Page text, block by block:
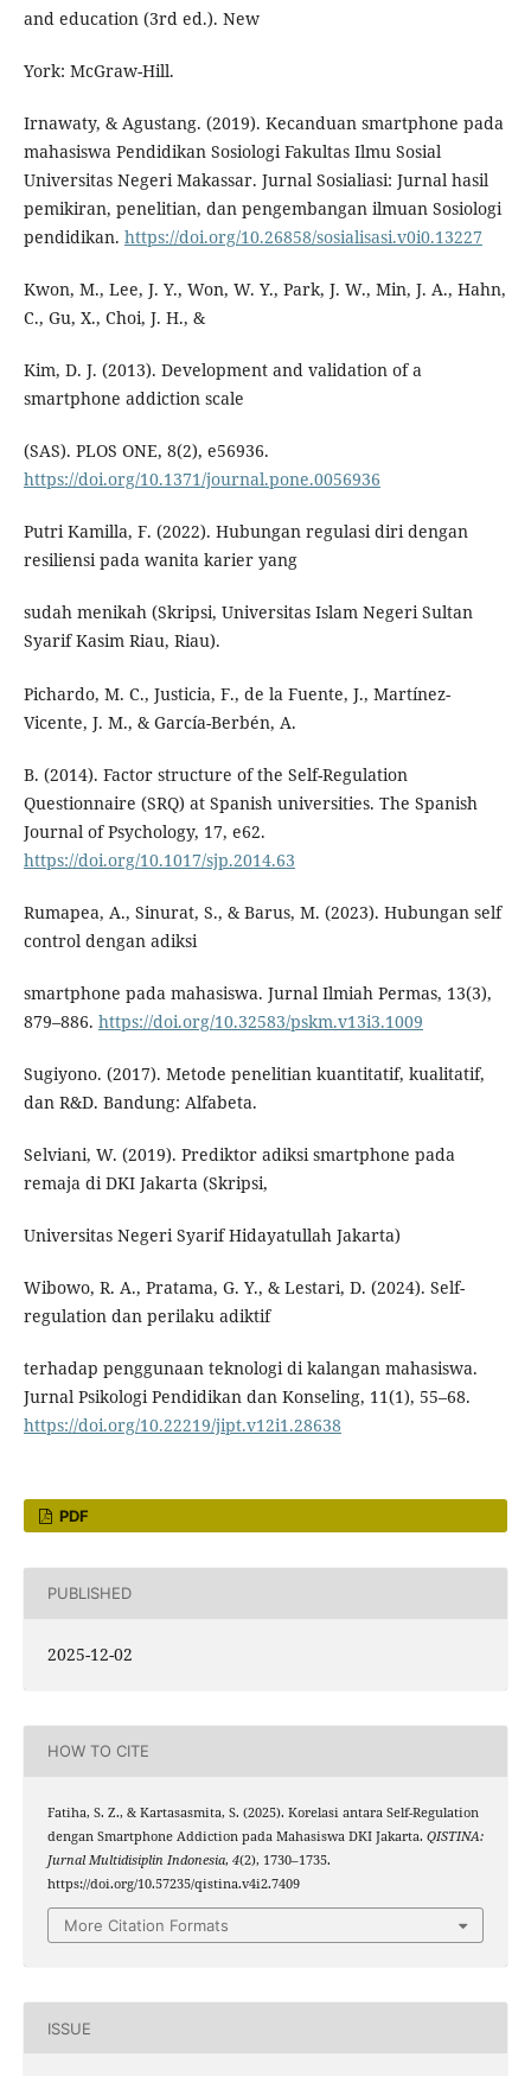
and education (3rd ed.). New
York: McGraw-Hill.
Irnawaty, & Agustang. (2019). Kecanduan smartphone pada
mahasiswa Pendidikan Sosiologi Fakultas Ilmu Sosial
Universitas Negeri Makassar. Jurnal Sosialiasi: Jurnal hasil
pemikiran, penelitian, dan pengembangan ilmuan Sosiologi
pendidikan. https://doi.org/10.26858/sosialisasi.v0i0.13227
Kwon, M., Lee, J. Y., Won, W. Y., Park, J. W., Min, J. A., Hahn,
C., Gu, X., Choi, J. H., &
Kim, D. J. (2013). Development and validation of a
smartphone addiction scale
(SAS). PLOS ONE, 8(2), e56936.
https://doi.org/10.1371/journal.pone.0056936
Putri Kamilla, F. (2022). Hubungan regulasi diri dengan
resiliensi pada wanita karier yang
sudah menikah (Skripsi, Universitas Islam Negeri Sultan
Syarif Kasim Riau, Riau).
Pichardo, M. C., Justicia, F., de la Fuente, J., Martínez-
Vicente, J. M., & García-Berbén, A.
B. (2014). Factor structure of the Self-Regulation
Questionnaire (SRQ) at Spanish universities. The Spanish
Journal of Psychology, 17, e62.
https://doi.org/10.1017/sjp.2014.63
Rumapea, A., Sinurat, S., & Barus, M. (2023). Hubungan self
control dengan adiksi
smartphone pada mahasiswa. Jurnal Ilmiah Permas, 13(3),
879–886. https://doi.org/10.32583/pskm.v13i3.1009
Sugiyono. (2017). Metode penelitian kuantitatif, kualitatif,
dan R&D. Bandung: Alfabeta.
Selviani, W. (2019). Prediktor adiksi smartphone pada
remaja di DKI Jakarta (Skripsi,
Universitas Negeri Syarif Hidayatullah Jakarta)
Wibowo, R. A., Pratama, G. Y., & Lestari, D. (2024). Self-
regulation dan perilaku adiktif
terhadap penggunaan teknologi di kalangan mahasiswa.
Jurnal Psikologi Pendidikan dan Konseling, 11(1), 55–68.
https://doi.org/10.22219/jipt.v12i1.28638
PDF
PUBLISHED
2025-12-02
HOW TO CITE
Fatiha, S. Z., & Kartasasmita, S. (2025). Korelasi antara Self-Regulation
dengan Smartphone Addiction pada Mahasiswa DKI Jakarta. QISTINA:
Jurnal Multidisiplin Indonesia, 4(2), 1730–1735.
https://doi.org/10.57235/qistina.v4i2.7409
More Citation Formats
ISSUE